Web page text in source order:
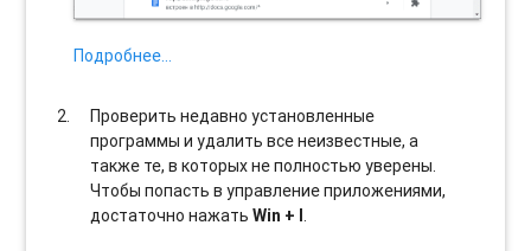
Подробнее…
Проверить недавно установленные
программы и удалить все неизвестные, а
также те, в которых не полностью уверены.
Чтобы попасть в управление приложениями,
достаточно нажатьWin + I.